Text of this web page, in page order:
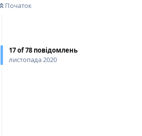
Початок
17of78 повідомлень
листопада 2020